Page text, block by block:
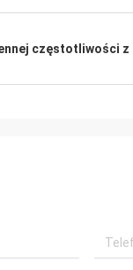
częstotliwości